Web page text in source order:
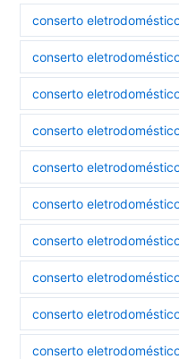
conserto
conserto
conserto
conserto
conserto
conserto
conserto
conserto
conserto
conserto